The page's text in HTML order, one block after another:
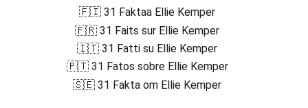
🇫🇮 31 Faktaa Ellie Kemper
🇫🇷 31 Faits sur Ellie Kemper
🇮🇹 31 Fatti su Ellie Kemper
🇵🇹 31 Fatos sobre Ellie Kemper
🇸🇪 31 Fakta om Ellie Kemper